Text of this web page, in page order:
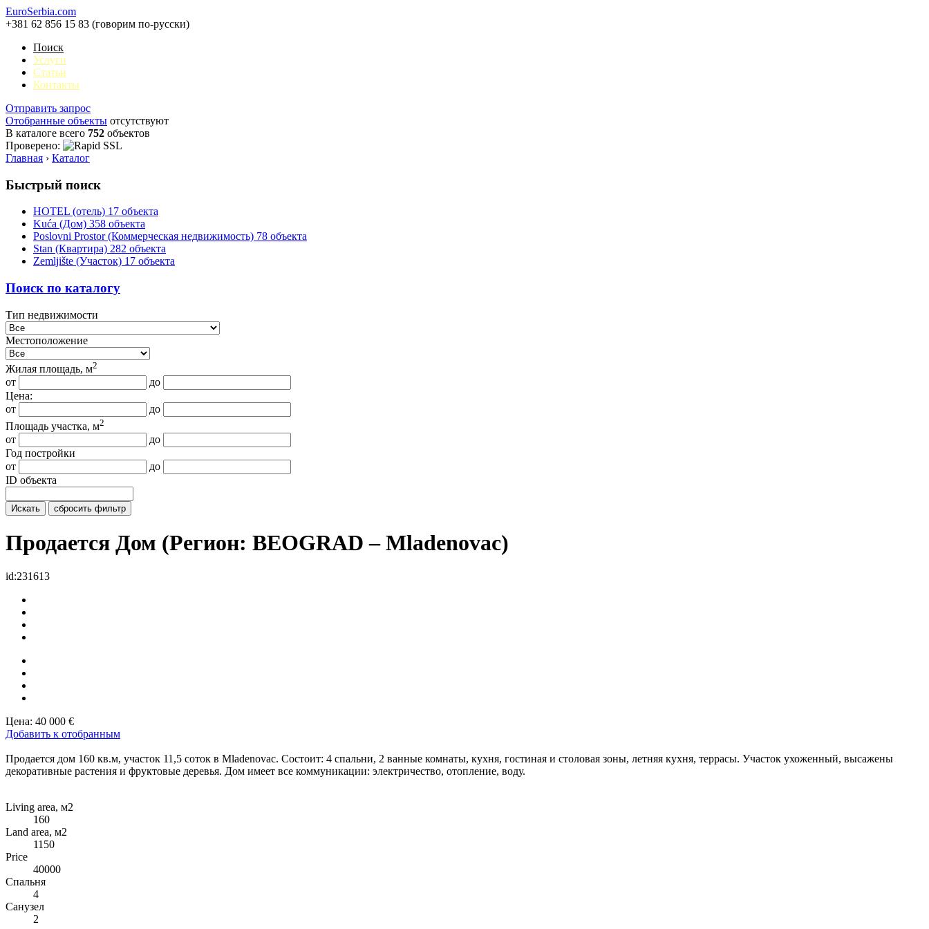
EuroSerbia.com
+381 62 856 15 83 (говорим по-русски)
Поиск
Услуги
Статьи
Контакты
Отправить запрос
Отобранные объекты отсутствуют
В каталоге всего 752 объектов
Проверено:
Главная › Каталог
Быстрый поиск
HOTEL (отель) 17 объекта
Kuća (Дом) 358 объекта
Poslovni Prostor (Коммерческая недвижимость) 78 объекта
Stan (Квартира) 282 объекта
Zemljište (Участок) 17 объекта
Поиск по каталогу
Тип недвижимости
Местоположение
Жилая площадь, м2
от
до
Цена:
от
до
Площадь участка, м2
от
до
Год постройки
от
до
ID объекта
Искать сбросить фильтр
Продается Дом (Регион: BEOGRAD – Mladenovac)
id:231613
Цена: 40 000 €
Добавить к отобранным
Продается дом 160 кв.м, участок 11,5 соток в Mladenovac. Состоит: 4 спальни, 2 ванные комнаты, кухня, гостиная и столовая зоны, летняя кухня, террасы. Участок ухоженный, высажены
декоративные растения и фруктовые деревья. Дом имеет все коммуникации: электричество, отопление, воду.
Living area, м2
160
Land area, м2
1150
Price
40000
Спальня
4
Санузел
2